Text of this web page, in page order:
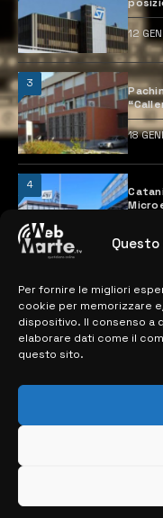
Per fornire le migliori
cookie per memorizzare
dispositivo. Il consenso a
elaborare dati come il
questo sito.
12
3
18
4
28
MAPPA DEL SITO
> NOTIZIE
> EDIZIONI